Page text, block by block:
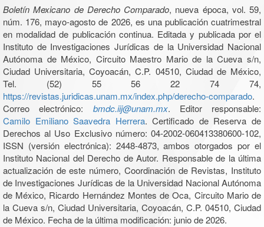
Boletín Mexicano de Derecho Comparado, nueva época, vol. 59,
núm. 176, mayo-agosto de 2026, es una publicación cuatrimestral
en modalidad de publicación continua. Editada y publicada por el
Instituto de Investigaciones Jurídicas de la Universidad Nacional
Autónoma de México, Circuito Maestro Mario de la Cueva s/n,
Ciudad Universitaria, Coyoacán, C.P. 04510, Ciudad de México,
Tel. (52) 55 56 22 74 74,
https://revistas.juridicas.unam.mx/index.php/derecho-comparado.
Correo electrónico: bmdc.iij@unam.mx. Editor responsable:
Camilo Emiliano Saavedra Herrera. Certificado de Reserva de
Derechos al Uso Exclusivo número: 04-2002-060413380600-102,
ISSN (versión electrónica): 2448-4873, ambos otorgados por el
Instituto Nacional del Derecho de Autor. Responsable de la última
actualización de este número, Coordinación de Revistas, Instituto
de Investigaciones Jurídicas de la Universidad Nacional Autónoma
de México, Ricardo Hernández Montes de Oca, Circuito Mario de
la Cueva s/n, Ciudad Universitaria, Coyoacán, C.P. 04510, Ciudad
de México. Fecha de la última modificación: junio de 2026.